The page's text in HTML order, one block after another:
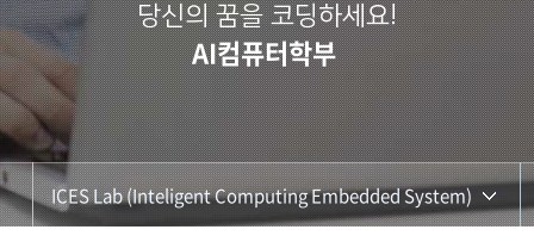
당신의 꿈을 코딩하세요!
AI컴퓨터학부
ICES Lab (Inteligent Computing Embedded System)